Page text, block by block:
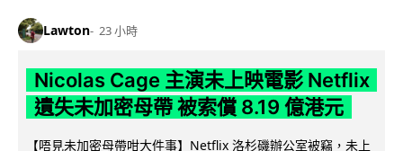
Lawton 23 小時
Nicolas Cage 主演未上映電影 Netflix
遺失未加密母帶 被索償 8.19 億港元
【唔見未加密母帶咁大件事】Netflix 洛杉磯辦公室被竊，未上